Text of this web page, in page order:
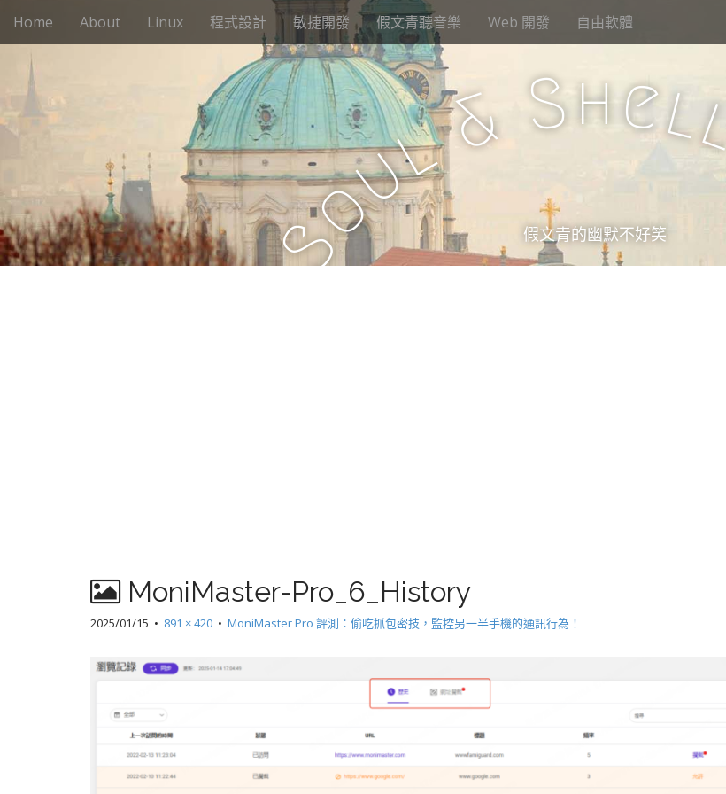
M
e
i
c
n
t
Home About Linux 程式設計 敏捷開發 假文青聽音樂 Web 開發 自由軟體
S
o
u
l& Shell
假文青的幽默不好笑
MoniMaster-Pro_6_History
2025/01/15 • 891 × 420 • MoniMaster Pro 評測：偷吃抓包密技，監控另一半手機的通訊行為！